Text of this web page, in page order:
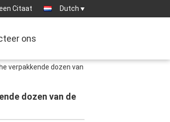
Citaat Dutch
ons
verpakkende dozen van
dozen van de